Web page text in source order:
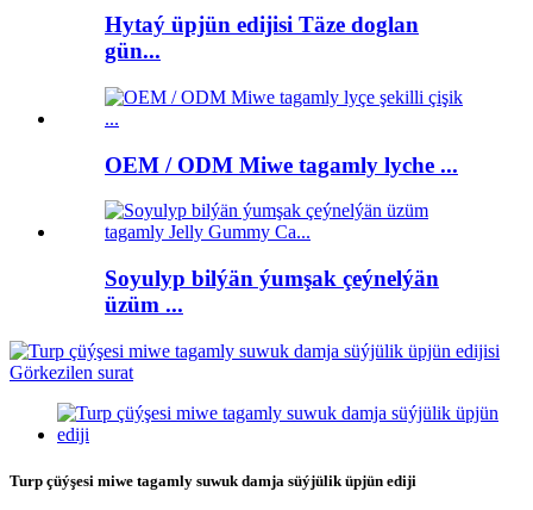
Hytaý üpjün edijisi Täze doglan
gün...
OEM / ODM Miwe tagamly lyche ...
Soyulyp bilýän ýumşak çeýnelýän
üzüm ...
Turp çüýşesi miwe tagamly suwuk damja süýjülik üpjün ediji